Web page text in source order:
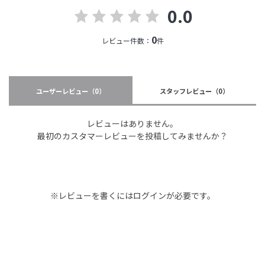
0.0
レビュー件数： 0件
ユーザーレビュー （0） スタッフレビュー （0）
レビューはありません。
最初のカスタマーレビューを投稿してみませんか？
※レビューを書くにはログインが必要です。